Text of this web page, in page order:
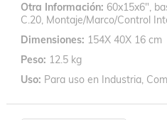
Otra Información 60x15x6",
C.20, Montaje/Marco/Control
Dimensiones 154X 40X 16 cm
Peso 12.5 kg
Uso Para uso en Industria,